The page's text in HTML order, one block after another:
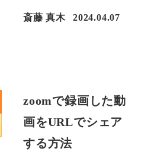
斎藤 真木 2024.04.07
zoomで録画した動
画をURLでシェア
する方法